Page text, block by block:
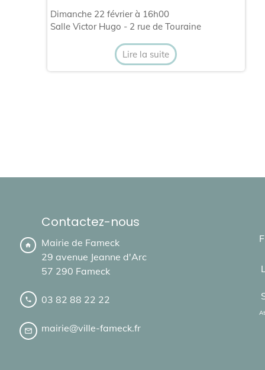
home
Contactez-nous
Mairie de Fameck
29 avenue Jeanne d'Arc
57 290 Fameck
03 82 88 22 22
mairie@ville-fameck.fr
local_phone
mail_outline
Dimanche 22 février à 16h00
Salle Victor Hugo - 2 rue de Touraine
Lire la suite